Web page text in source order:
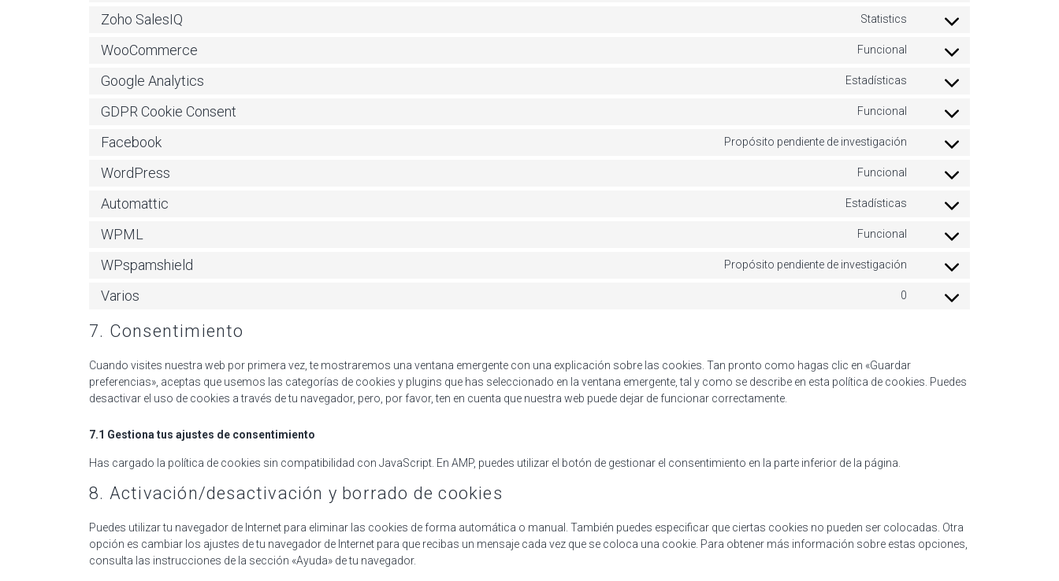
Zoho SalesIQ Statistics
Consent to service zoho-
WooCommerce Funcional
Consent to service
Google Analytics Estadísticas
Consent to service google-
GDPR Cookie Consent Funcional
Consent to service gdpr-
Facebook Propósito pendiente de investigación
Consent to service
WordPress Funcional
Consent to service
Automattic Estadísticas
Consent to service
WPML Funcional
Consent to service wpml
WPspamshield Propósito pendiente de investigación
Consent to service
Varios 0
Consent to service varios
7. Consentimiento
Cuando visites nuestra web por primera vez, te mostraremos una ventana emergente con una explicación sobre las cookies. Tan pronto como hagas clic en «Guardar
preferencias», aceptas que usemos las categorías de cookies y plugins que has seleccionado en la ventana emergente, tal y como se describe en esta política de cookies. Puedes
desactivar el uso de cookies a través de tu navegador, pero, por favor, ten en cuenta que nuestra web puede dejar de funcionar correctamente.
7.1 Gestiona tus ajustes de consentimiento
Has cargado la política de cookies sin compatibilidad con JavaScript. En AMP, puedes utilizar el botón de gestionar el consentimiento en la parte inferior de la página.
8. Activación/desactivación y borrado de cookies
Puedes utilizar tu navegador de Internet para eliminar las cookies de forma automática o manual. También puedes especificar que ciertas cookies no pueden ser colocadas. Otra
opción es cambiar los ajustes de tu navegador de Internet para que recibas un mensaje cada vez que se coloca una cookie. Para obtener más información sobre estas opciones,
consulta las instrucciones de la sección «Ayuda» de tu navegador.